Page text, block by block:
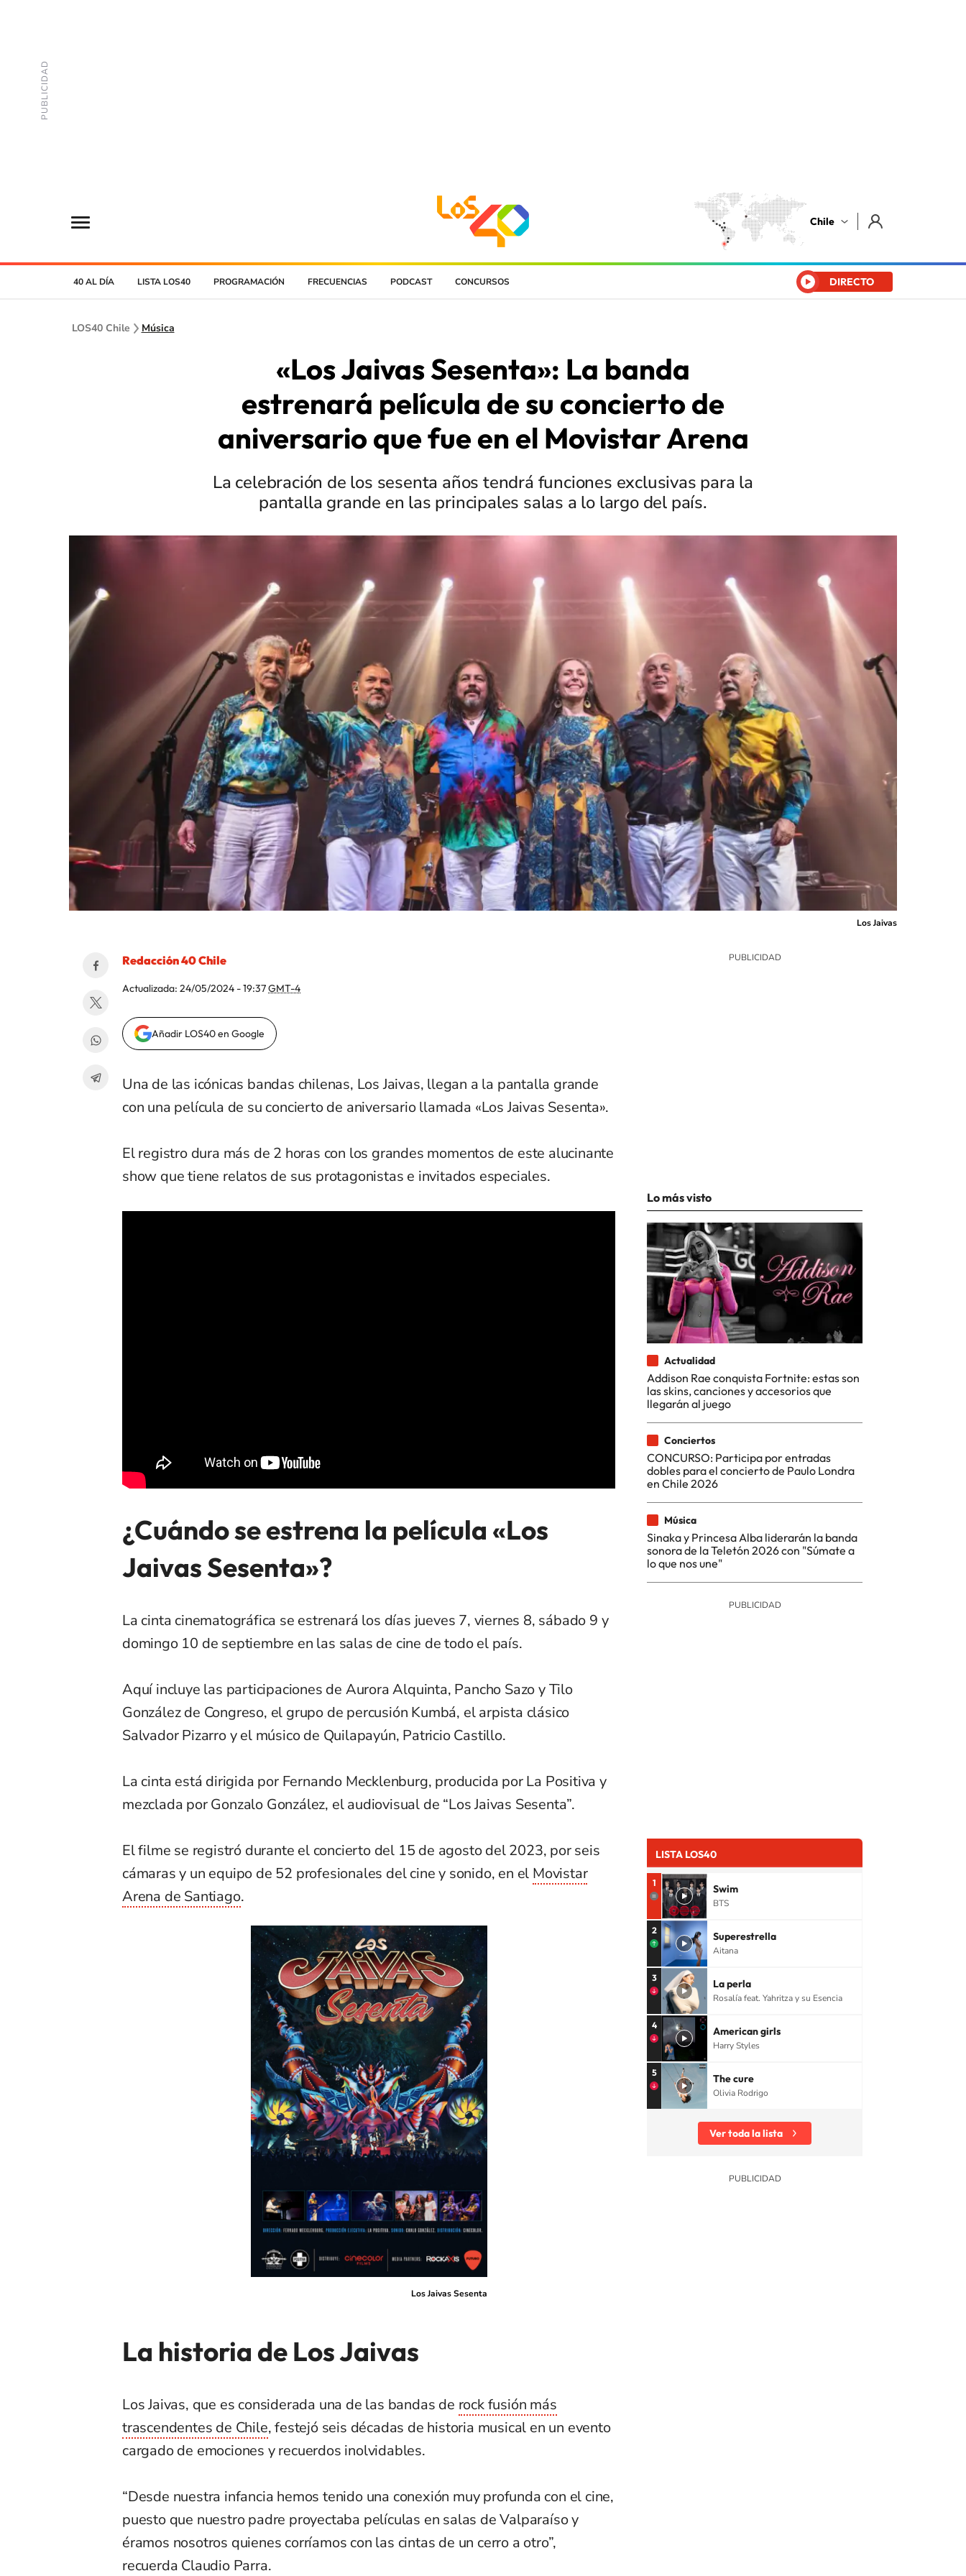
Chile
40 AL DÍA LISTA LOS40 PROGRAMACIÓN FRECUENCIAS PODCAST CONCURSOS DIRECTO
LOS40 Chile Música
«Los Jaivas Sesenta»: La banda
estrenará película de su concierto de
aniversario que fue en el Movistar Arena
La celebración de los sesenta años tendrá funciones exclusivas para la
pantalla grande en las principales salas a lo largo del país.
Los Jaivas
Redacción 40 Chile
Actualizada: 24/05/2024 - 19:37GMT-4
Añadir LOS40 en Google
Una de las icónicas bandas chilenas, Los Jaivas, llegan a la pantalla grande
con una película de su concierto de aniversario llamada «Los Jaivas Sesenta».
El registro dura más de 2 horas con los grandes momentos de este alucinante
show que tiene relatos de sus protagonistas e invitados especiales.
¿Cuándo se estrena la película «Los
Jaivas Sesenta»?
La cinta cinematográfica se estrenará los días jueves 7, viernes 8, sábado 9 y
domingo 10 de septiembre en las salas de cine de todo el país.
Aquí incluye las participaciones de Aurora Alquinta, Pancho Sazo y Tilo
González de Congreso, el grupo de percusión Kumbá, el arpista clásico
Salvador Pizarro y el músico de Quilapayún, Patricio Castillo.
La cinta está dirigida por Fernando Mecklenburg, producida por La Positiva y
mezclada por Gonzalo González, el audiovisual de “Los Jaivas Sesenta”.
El filme se registró durante el concierto del 15 de agosto del 2023, por seis
cámaras y un equipo de 52 profesionales del cine y sonido, en el Movistar
Arena de Santiago.
Los Jaivas Sesenta
La historia de Los Jaivas
Los Jaivas, que es considerada una de las bandas de rock fusión más
trascendentes de Chile, festejó seis décadas de historia musical en un evento
cargado de emociones y recuerdos inolvidables.
“Desde nuestra infancia hemos tenido una conexión muy profunda con el cine,
puesto que nuestro padre proyectaba películas en salas de Valparaíso y
éramos nosotros quienes corríamos con las cintas de un cerro a otro”,
recuerda Claudio Parra.
Lo más visto
Actualidad
Addison Rae conquista Fortnite: estas son
las skins, canciones y accesorios que
llegarán al juego
Conciertos
CONCURSO: Participa por entradas
dobles para el concierto de Paulo Londra
en Chile 2026
Música
Sinaka y Princesa Alba liderarán la banda
sonora de la Teletón 2026 con "Súmate a
lo que nos une"
LISTA LOS40
1 Swim
BTS
2 Superestrella
Aitana
3 La perla
Rosalía feat. Yahritza y su Esencia
4 American girls
Harry Styles
5 The cure
Olivia Rodrigo
Ver toda la lista